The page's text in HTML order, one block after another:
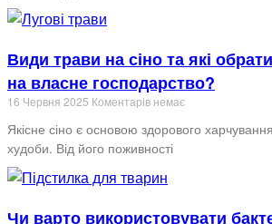
Види трави на сіно та які
на власне господарство?
16 Червня 2025 Коментарів немає
Якісне сіно є основою здорового
худоби. Від його поживності
Чи варто використовувати